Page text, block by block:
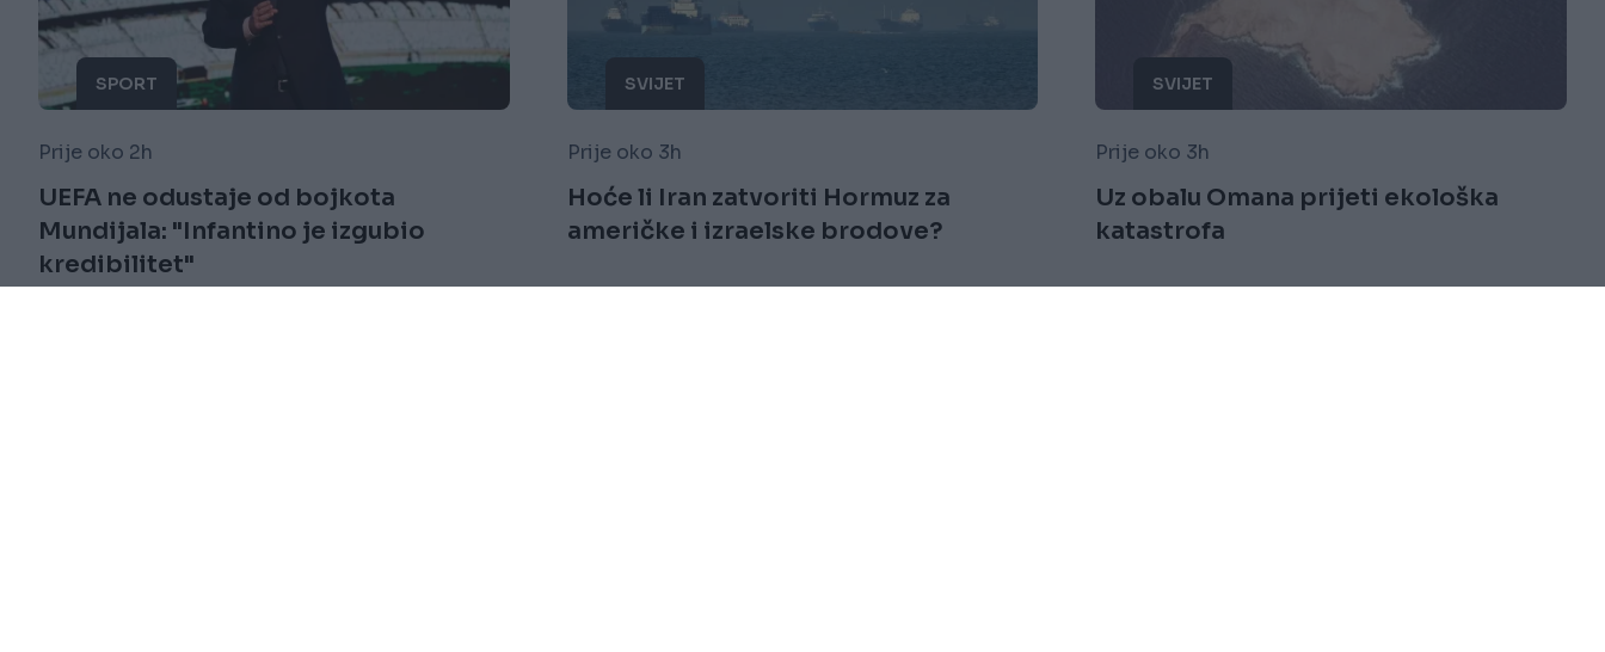
SPORT
Prije oko 2h
UEFA ne odustaje od bojkota
Mundijala: "Infantino je izgubio
kredibilitet"
SVIJET
Prije oko 3h
Hoće li Iran zatvoriti Hormuz za
američke i izraelske brodove?
SVIJET
Prije oko 3h
Uz obalu Omana prijeti ekološka
katastrofa